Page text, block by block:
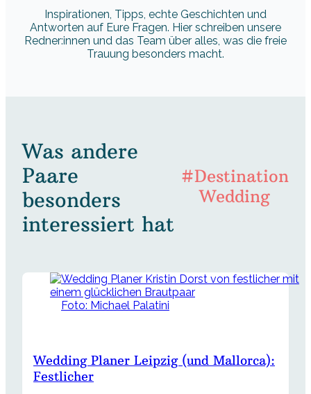
Inspirationen, Tipps, echte Geschichten und
Antworten auf Eure Fragen. Hier schreiben unsere
Redner:innen und das Team über alles, was die freie
Trauung besonders macht.
Was andere
Paare
besonders
interessiert hat
#Destination
Wedding
Foto: Michael Palatini
Wedding Planer Leipzig (und Mallorca):
Festlicher